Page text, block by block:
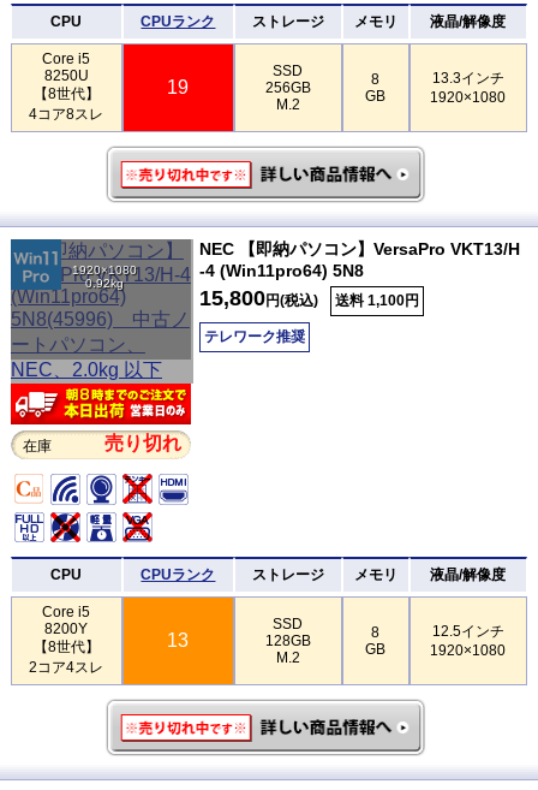
CPU CPUランク ストレージ メモリ 液晶/解像度
Core i5
8250U
【8世代】
4コア8スレ
19
SSD
256GB
M.2
8
GB
13.3インチ
1920×1080
1920×1080
0.92kg
在庫 売り切れ
NEC 【即納パソコン】VersaPro VKT13/H
-4 (Win11pro64) 5N8
15,800円(税込) 送料 1,100円
テレワーク推奨
CPU CPUランク ストレージ メモリ 液晶/解像度
Core i5
8200Y
【8世代】
2コア4スレ
13
SSD
128GB
M.2
8
GB
12.5インチ
1920×1080